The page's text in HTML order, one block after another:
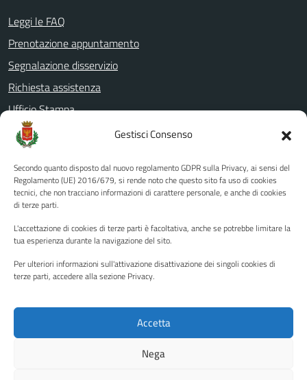
Gestisci Consenso
Secondo quanto disposto dal nuovo regolamento GDPR sulla Privacy, ai sensi del
Regolamento (UE) 2016/679, si rende noto che questo sito fa uso di cookies
tecnici, che non tracciano informazioni di carattere personale, e anche di cookies
di terze parti.
L'accettazione di cookies di terze parti è facoltativa, anche se potrebbe limitare la
tua esperienza durante la navigazione del sito.
Per ulteriori informazioni sull'attivazione disattivazione dei singoli cookies di
terze parti, accedere alla sezione Privacy.
Accetta
Nega
Leggi le FAQ
Prenotazione appuntamento
Segnalazione disservizio
Richiesta assistenza
Ufficio Stampa
Amministrazione Trasparente
Albo pretorio
Informativa privacy
Note legali
Piano di miglioramento del sito
Instagram